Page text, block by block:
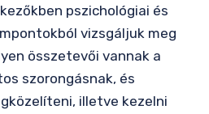
pszichológiai és
vizsgáljuk meg
összetevői vannak a
szorongásnak, és
illetve kezelni